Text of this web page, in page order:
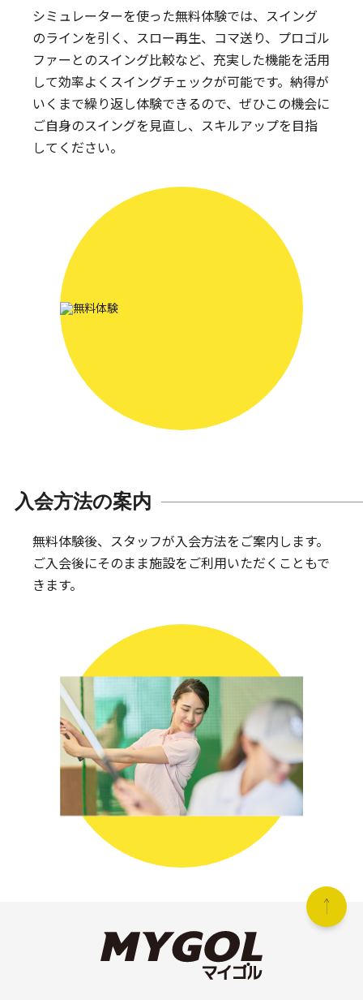
シミュレーターを使った無料体験では、スイング
のラインを引く、スロー再生、コマ送り、プロゴル
ファーとのスイング比較など、充実した機能を活用
して効率よくスイングチェックが可能です。納得が
いくまで繰り返し体験できるので、ぜひこの機会に
ご自身のスイングを見直し、スキルアップを目指
してください。
入会方法の案内
無料体験後、スタッフが入会方法をご案内します。
ご入会後にそのまま施設をご利用いただくこともで
きます。